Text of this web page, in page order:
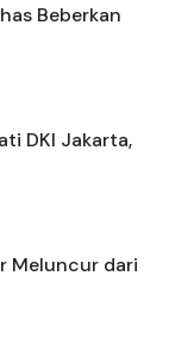
Beberkan
DKI Jakarta,
Meluncur dari